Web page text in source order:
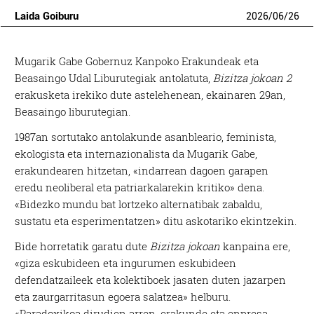
Laida Goiburu 2026/06/26
Mugarik Gabe Gobernuz Kanpoko Erakundeak eta
Beasaingo Udal Liburutegiak antolatuta,Bizitza jokoan 2
erakusketa irekiko dute astelehenean, ekainaren 29an,
Beasaingo liburutegian.
1987an sortutako antolakunde asanbleario, feminista,
ekologista eta internazionalista da Mugarik Gabe,
erakundearen hitzetan, «indarrean dagoen garapen
eredu neoliberal eta patriarkalarekin kritiko» dena.
«Bidezko mundu bat lortzeko alternatibak zabaldu,
sustatu eta esperimentatzen» ditu askotariko ekintzekin.
Bide horretatik garatu duteBizitza jokoan kanpaina ere,
«giza eskubideen eta ingurumen eskubideen
defendatzaileek eta kolektiboek jasaten duten jazarpen
eta zaurgarritasun egoera salatzea» helburu.